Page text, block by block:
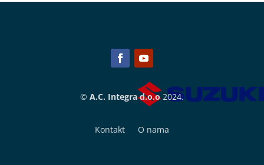
© A.C. Integra d.o.o2024.
Kontakt O nama